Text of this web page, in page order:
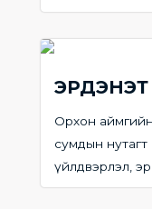
ЭРДЭНЭТ
Орхон
сумдын
үйлдвэрлэл,